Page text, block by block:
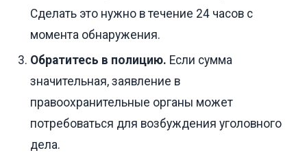
Сделать это нужно в течение 24 часов с
момента обнаружения.
Обратитесь в полицию. Если сумма
значительная, заявление в
правоохранительные органы может
потребоваться для возбуждения уголовного
дела.